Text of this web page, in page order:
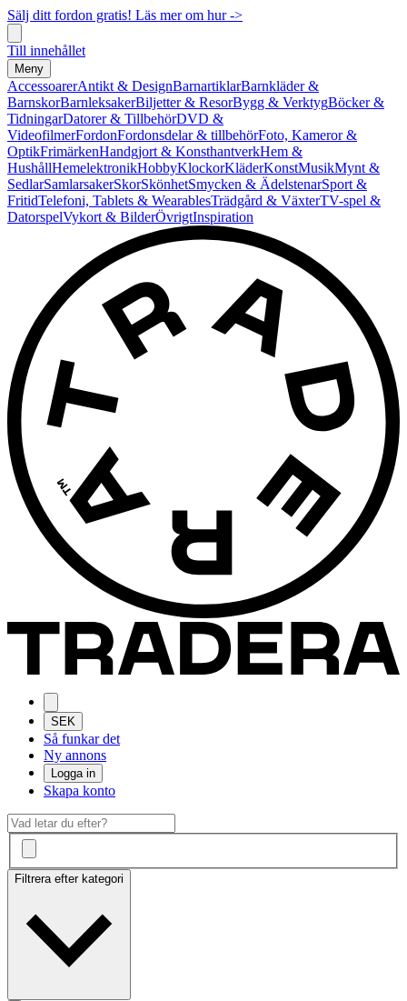
Sälj ditt fordon gratis! Läs mer om hur ->
Till innehållet
Meny
AccessoarerAntikt & DesignBarnartiklarBarnkläder &
BarnskorBarnleksakerBiljetter & ResorBygg & VerktygBöcker &
TidningarDatorer & TillbehörDVD &
VideofilmerFordonFordonsdelar & tillbehörFoto, Kameror &
OptikFrimärkenHandgjort & KonsthantverkHem &
HushållHemelektronikHobbyKlockorKläderKonstMusikMynt &
SedlarSamlarsakerSkorSkönhetSmycken & ÄdelstenarSport &
FritidTelefoni, Tablets & WearablesTrädgård & VäxterTV-spel &
DatorspelVykort & BilderÖvrigtInspiration
SEK
Så funkar det
Ny annons
Logga in
Skapa konto
Filtrera efter kategori